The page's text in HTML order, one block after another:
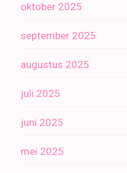
oktober 2025
september 2025
augustus 2025
juli 2025
juni 2025
mei 2025